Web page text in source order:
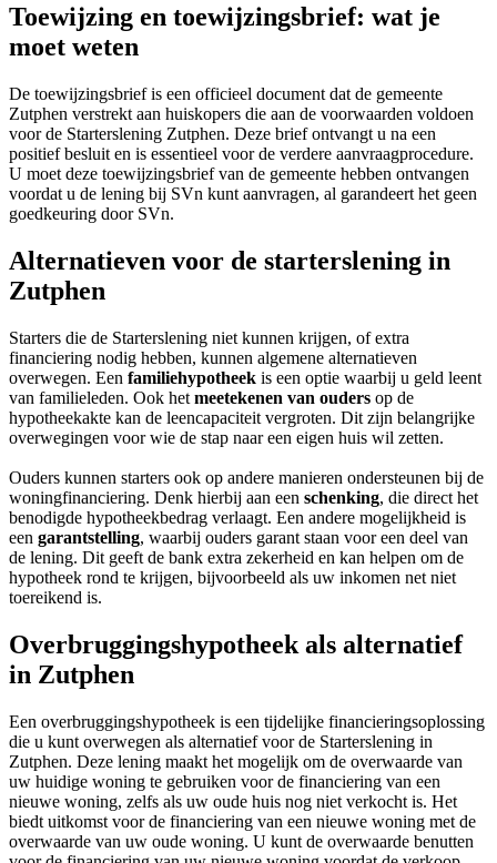
Toewijzing en toewijzingsbrief: wat je
moet weten
De toewijzingsbrief is een officieel document dat de gemeente
Zutphen verstrekt aan huiskopers die aan de voorwaarden voldoen
voor de Starterslening Zutphen. Deze brief ontvangt u na een
positief besluit en is essentieel voor de verdere aanvraagprocedure.
U moet deze toewijzingsbrief van de gemeente hebben ontvangen
voordat u de lening bij SVn kunt aanvragen, al garandeert het geen
goedkeuring door SVn.
Alternatieven voor de starterslening in
Zutphen
Starters die de Starterslening niet kunnen krijgen, of extra
financiering nodig hebben, kunnen algemene alternatieven
overwegen. Een familiehypotheek is een optie waarbij u geld leent
van familieleden. Ook het meetekenen van ouders op de
hypotheekakte kan de leencapaciteit vergroten. Dit zijn belangrijke
overwegingen voor wie de stap naar een eigen huis wil zetten.
Ouders kunnen starters ook op andere manieren ondersteunen bij de
woningfinanciering. Denk hierbij aan een schenking, die direct het
benodigde hypotheekbedrag verlaagt. Een andere mogelijkheid is
een garantstelling, waarbij ouders garant staan voor een deel van
de lening. Dit geeft de bank extra zekerheid en kan helpen om de
hypotheek rond te krijgen, bijvoorbeeld als uw inkomen net niet
toereikend is.
Overbruggingshypotheek als alternatief
in Zutphen
Een overbruggingshypotheek is een tijdelijke financieringsoplossing
die u kunt overwegen als alternatief voor de Starterslening in
Zutphen. Deze lening maakt het mogelijk om de overwaarde van
uw huidige woning te gebruiken voor de financiering van een
nieuwe woning, zelfs als uw oude huis nog niet verkocht is. Het
biedt uitkomst voor de financiering van een nieuwe woning met de
overwaarde van uw oude woning. U kunt de overwaarde benutten